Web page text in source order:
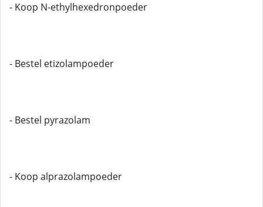
- Koop N-ethylhexedronpoeder
- Bestel etizolampoeder
- Bestel pyrazolam
- Koop alprazolampoeder